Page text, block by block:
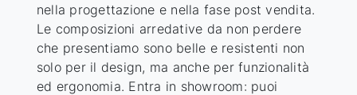
nella progettazione e nella fase post vendita.
Le composizioni arredative da non perdere
che presentiamo sono belle e resistenti non
solo per il design, ma anche per funzionalità
ed ergonomia. Entra in showroom: puoi